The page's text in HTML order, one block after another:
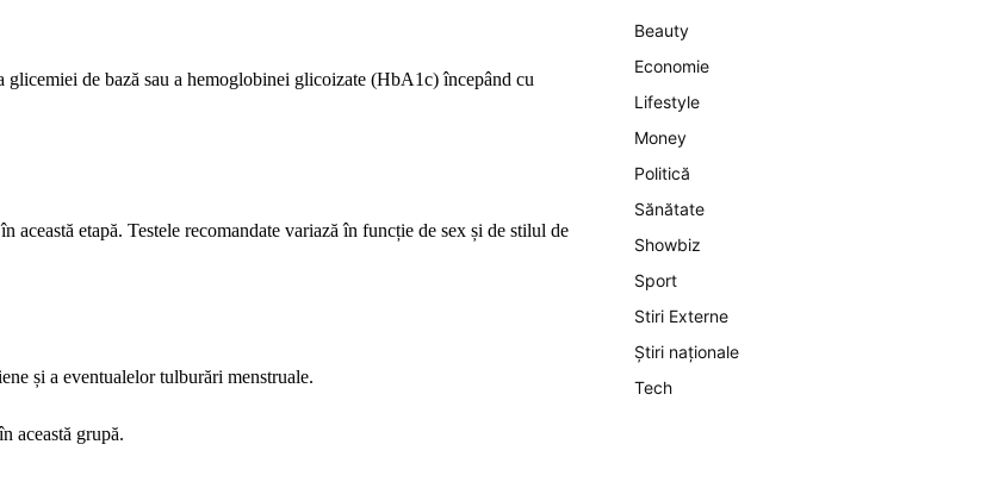
de bază sau a hemoglobinei glicoizate (HbA1c) începând cu
etapă. Testele recomandate variază în funcție de sex și de stilul de
și a eventualelor tulburări menstruale.
această grupă.
Beauty
Economie
Lifestyle
Money
Politică
Sănătate
Showbiz
Sport
Stiri Externe
Știri naționale
Tech